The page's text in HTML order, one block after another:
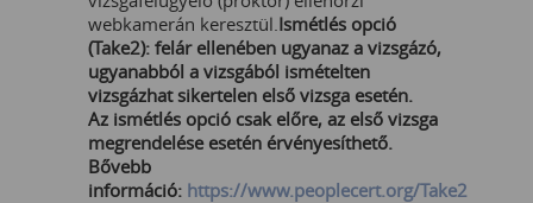
webkamerán keresztül. Ismétlés opció
(Take2): felár ellenében ugyanaz a vizsgázó,
ugyanabból a vizsgából ismételten
vizsgázhat sikertelen első vizsga esetén.
Az ismétlés opció csak előre, az első vizsga
megrendelése esetén érvényesíthető.
Bővebb
információ: https://www.peoplecert.org/Take2